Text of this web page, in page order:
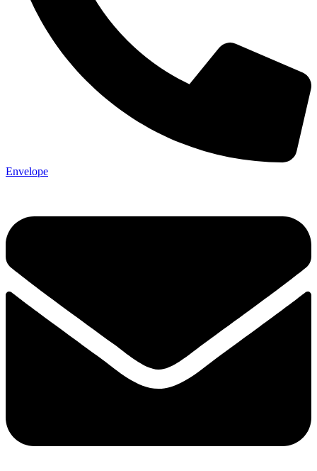
Envelope